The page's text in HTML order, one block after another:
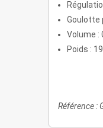
Goulotte
Volume :
Poids :
Référence :